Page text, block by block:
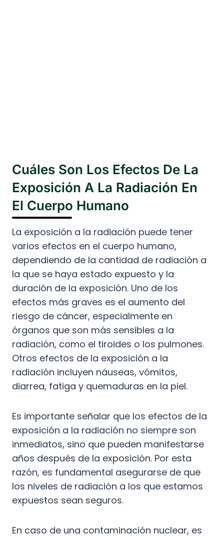
Cuáles Son Los Efectos De La
Exposición A La Radiación En
El Cuerpo Humano
La exposición a la radiación puede tener
varios efectos en el cuerpo humano,
dependiendo de la cantidad de radiación a
la que se haya estado expuesto y la
duración de la exposición. Uno de los
efectos más graves es el aumento del
riesgo de cáncer, especialmente en
órganos que son más sensibles a la
radiación, como el tiroides o los pulmones.
Otros efectos de la exposición a la
radiación incluyen náuseas, vómitos,
diarrea, fatiga y quemaduras en la piel.
Es importante señalar que los efectos de la
exposición a la radiación no siempre son
inmediatos, sino que pueden manifestarse
años después de la exposición. Por esta
razón, es fundamental asegurarse de que
los niveles de radiación a los que estamos
expuestos sean seguros.
En caso de una contaminación nuclear, es